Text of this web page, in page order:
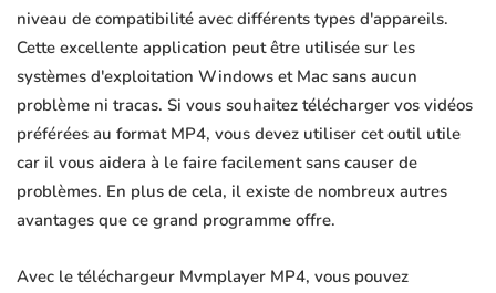
niveau de compatibilité avec différents types d'appareils.
Cette excellente application peut être utilisée sur les
systèmes d'exploitation Windows et Mac sans aucun
problème ni tracas. Si vous souhaitez télécharger vos vidéos
préférées au format MP4, vous devez utiliser cet outil utile
car il vous aidera à le faire facilement sans causer de
problèmes. En plus de cela, il existe de nombreux autres
avantages que ce grand programme offre.
Avec le téléchargeur Mvmplayer MP4, vous pouvez